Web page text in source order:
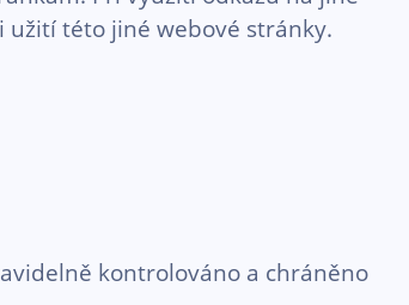
této jiné webové stránky.
kontrolováno a chráněno